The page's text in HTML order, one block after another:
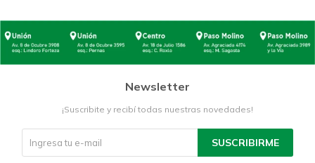
Newsletter
¡Suscribite y recibí todas nuestras novedades!
SUSCRIBIRME